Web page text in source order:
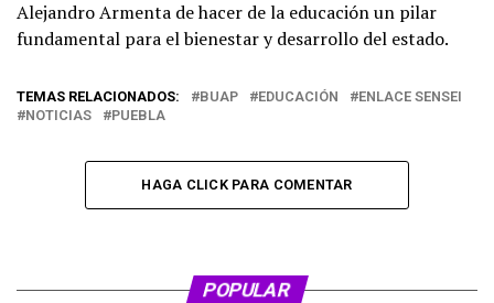
Alejandro Armenta de hacer de la educación un pilar
fundamental para el bienestar y desarrollo del estado.
TEMAS RELACIONADOS: BUAP EDUCACIÓN
ENLACE SENSEI
NOTICIAS
PUEBLA
HAGA CLICK PARA COMENTAR
POPULAR